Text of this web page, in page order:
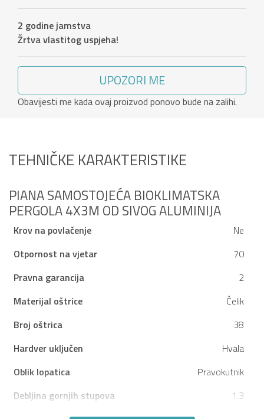
2 godine jamstva
Žrtva vlastitog uspjeha!
UPOZORI ME
Obavijesti me kada ovaj proizvod ponovo bude na zalihi.
TEHNIČKE KARAKTERISTIKE
PIANA SAMOSTOJEĆA BIOKLIMATSKA
PERGOLA 4X3M OD SIVOG ALUMINIJA
Krov na povlačenje
Ne
Otpornost na vjetar
70
Pravna garancija
2
Materijal oštrice
Čelik
Broj oštrica
38
Hardver uključen
Hvala
Oblik lopatica
Pravokutnik
Debljina gornjih stupova
1.3